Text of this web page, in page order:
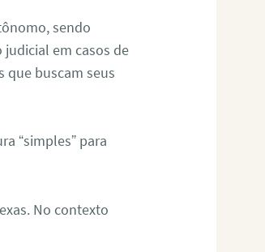
sendo
em casos de
que buscam seus
“simples” para
No contexto